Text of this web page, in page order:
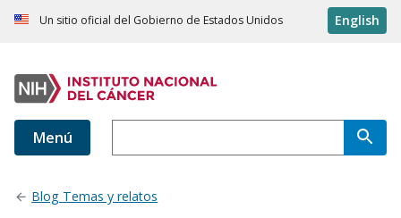
Un sitio oficial del Gobierno de Estados Unidos English
Menú
Blog Temas y relatos